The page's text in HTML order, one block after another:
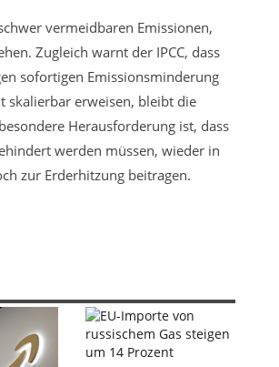
vermeidbaren Emissionen,
Zugleich warnt der IPCC, dass
sofortigen Emissionsminderung
skalierbar erweisen, bleibt die
Herausforderung ist, dass
werden müssen, wieder in
zur Erderhitzung beitragen.